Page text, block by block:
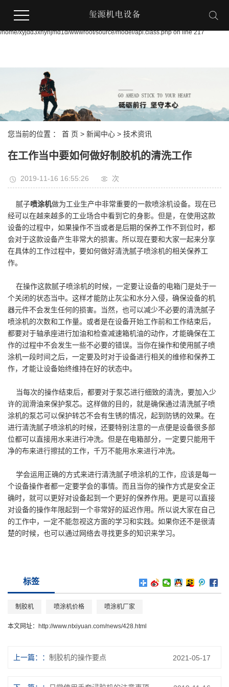
file_put_contents(/home/xyjdd3xnynjmd1d/wwwroot/source/cache/
/home/xyjdd3xnynjmd1d/wwwroot/source/model/api.class.php on line 217
您当前的位置 ： 首 页 > 新闻中心 > 技术资讯
在工作当中要如何做好制胶机的清洗工作
2019-11-16 16:55:26 次
腻子喷涂机做为工业生产中非常重要的一款喷涂机设备。现在已
经可以在越来越多的工业场合中看到它的身影。但是，在使用这款
设备的过程中，如果操作不当或者是后期的保养工作不到位时，都
会对于这款设备产生非常大的损害。所以现在要和大家一起来分享
在具体的工作过程中，要如何做好清洗腻子喷涂机的相关保养工
作。
在操作这款腻子喷涂机的时候，一定要让设备的电箱门是处于一
个关闭的状态当中。这样才能防止灰尘和水分入侵，确保设备的机
器元件不会发生任何的损害。当然，也可以减少不必要的清洗腻子
喷涂机的次数和工作量。或者是在设备开始工作前和工作结束后，
都要对于轴承座进行加油和检查减速箱机油的动作，才能确保在工
作的过程中不会发生一些不必要的错误。当你在操作和使用腻子喷
涂机一段时间之后，一定要及时对于设备进行相关的维修和保养工
作，才能让设备始终维持在好的状态中。
当每次的操作结束后，都要对于泵芯进行细致的清洗，要加入少
许的润滑油来保护泵芯。这样做的目的，就是确保通过清洗腻子喷
涂机的泵芯可以保护转芯不会有生锈的情况，起到防锈的效果。在
进行清洗腻子喷涂机的时候，还要特别注意的一点便是设备很多部
位都可以直接用水来进行冲洗。但是在电箱部分，一定要只能用干
净的布来进行擦拭的工作，千万不能用水来进行冲洗。
学会运用正确的方式来进行清洗腻子喷涂机的工作，应该是每一
个设备操作者都一定要学会的事情。而且当你的操作方式是安全正
确时，就可以更好对设备起到一个更好的保养作用。更是可以直接
对设备的操作年限起到一个非常好的延迟作用。所以说大家在自己
的工作中，一定不能忽视这方面的学习和实践。如果你还不是很清
楚的时候，也可以通过网络去寻找更多的知识来学习。
标签
制胶机 喷涂机价格 喷涂机厂家
本文网址： http://www.ntxiyuan.com/news/428.html
上一篇： 制胶机的操作要点 2021-05-17